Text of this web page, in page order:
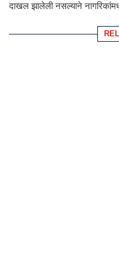
दाखल झालेली नसल्याने